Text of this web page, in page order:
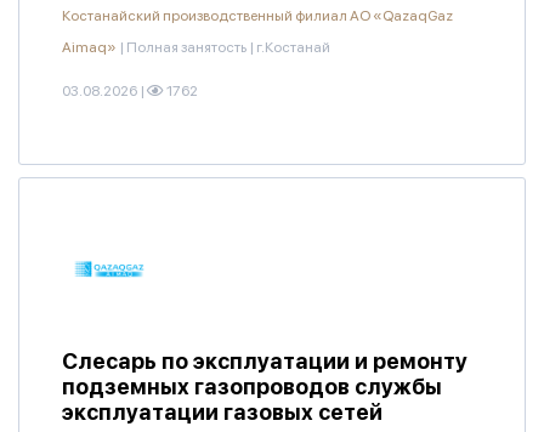
Костанайский производственный филиал АО «QazaqGaz
Aimaq» | Полная занятость | г.Костанай
03.08.2026 | 1762
Слесарь по эксплуатации и ремонту
подземных газопроводов службы
эксплуатации газовых сетей